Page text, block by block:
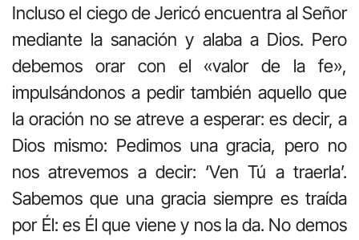
Incluso el ciego de Jericó encuentra al Señor
mediante la sanación y alaba a Dios. Pero
debemos orar con el «valor de la fe»,
impulsándonos a pedir también aquello que
la oración no se atreve a esperar: es decir, a
Dios mismo: Pedimos una gracia, pero no
nos atrevemos a decir: ‘Ven Tú a traerla’.
Sabemos que una gracia siempre es traída
por Él: es Él que viene y nos la da. No demos